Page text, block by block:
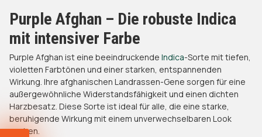
Purple Afghan – Die robuste Indica
mit intensiver Farbe
Purple Afghan ist eine beeindruckende Indica-Sorte mit tiefen,
violetten Farbtönen und einer starken, entspannenden
Wirkung. Ihre afghanischen Landrassen-Gene sorgen für eine
außergewöhnliche Widerstandsfähigkeit und einen dichten
Harzbesatz. Diese Sorte ist ideal für alle, die eine starke,
beruhigende Wirkung mit einem unverwechselbaren Look
suchen.